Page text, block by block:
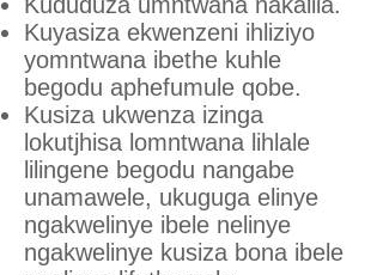
Kuyasiza ekwenzeni ihliziyo
yomntwana ibethe kuhle
begodu aphefumule qobe.
Kusiza ukwenza izinga
lokutjhisa lomntwana lihlale
lilingene begodu nangabe
unamawele, ukuguga elinye
ngakwelinye ibele nelinye
ngakwelinye kusiza bona ibele